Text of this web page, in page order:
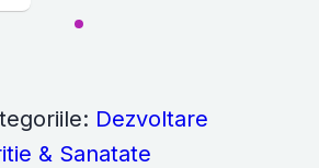
Dezvoltare
& Sanatate